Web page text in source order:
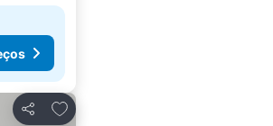
Partilhar
Adicionar aos favoritos